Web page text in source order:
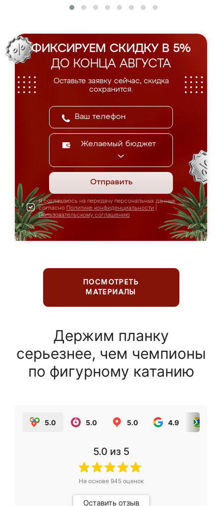
ФИКСИРУЕМ СКИДКУ В 5%
ДО КОНЦА АВГУСТА
Оставьте заявку сейчас, скидка
сохранится.
Желаемый бюджет
Отправить
Я соглашаюсь на передачу персональных данных
согласно Политике конфиденциальности
Пользовательскому соглашению
ПОСМОТРЕТЬ
МАТЕРИАЛЫ
Держим планку
серьезнее, чем чемпионы
по фигурному катанию
5.0 5.0 5.0 4.9
5.0 из 5
На основе 945оценок
Оставить отзыв